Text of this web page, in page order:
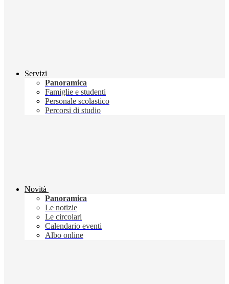
Servizi
Panoramica
Famiglie e studenti
Personale scolastico
Percorsi di studio
Novità
Panoramica
Le notizie
Le circolari
Calendario eventi
Albo online